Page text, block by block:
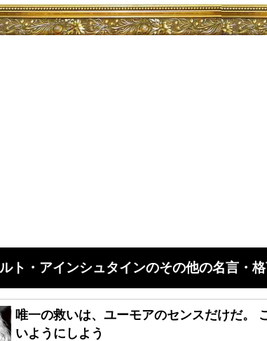
ト・アインシュタインのその他の名言・格
唯一の救いは、ユーモアのセンスだけだ。
いようにしよう